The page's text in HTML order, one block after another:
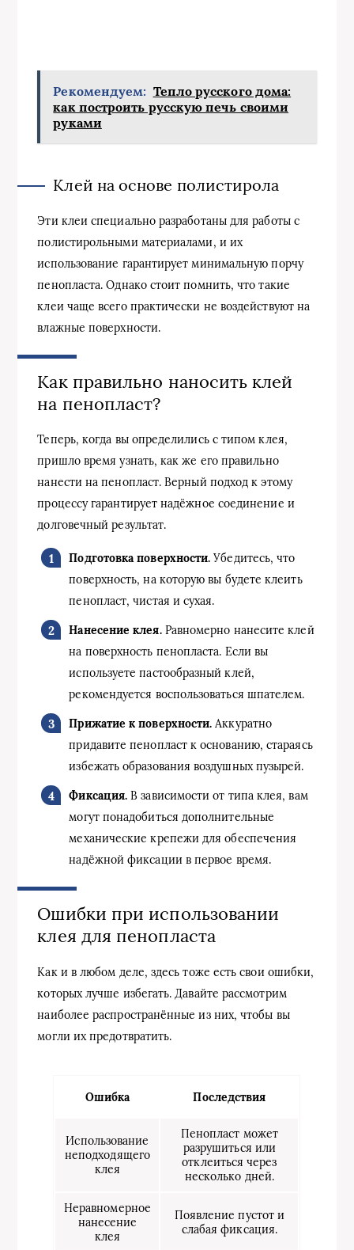
Рекомендуем: Тепло русского дома:
как построить русскую печь своими
руками
Клей на основе полистирола
Эти клеи специально разработаны для работы с
полистирольными материалами, и их
использование гарантирует минимальную порчу
пенопласта. Однако стоит помнить, что такие
клеи чаще всего практически не воздействуют на
влажные поверхности.
Как правильно наносить клей
на пенопласт?
Теперь, когда вы определились с типом клея,
пришло время узнать, как же его правильно
нанести на пенопласт. Верный подход к этому
процессу гарантирует надёжное соединение и
долговечный результат.
Подготовка поверхности. Убедитесь, что
поверхность, на которую вы будете клеить
пенопласт, чистая и сухая.
Нанесение клея.Равномерно нанесите клей
на поверхность пенопласта. Если вы
используете пастообразный клей,
рекомендуется воспользоваться шпателем.
Прижатие к поверхности. Аккуратно
придавите пенопласт к основанию, стараясь
избежать образования воздушных пузырей.
Фиксация. В зависимости от типа клея, вам
могут понадобиться дополнительные
механические крепежи для обеспечения
надёжной фиксации в первое время.
Ошибки при использовании
клея для пенопласта
Как и в любом деле, здесь тоже есть свои ошибки,
которых лучше избегать. Давайте рассмотрим
наиболее распространённые из них, чтобы вы
могли их предотвратить.
Ошибка Последствия
Использование
неподходящего
клея
Пенопласт может
разрушиться или
отклеиться через
несколько дней.
Неравномерное
нанесение
клея
Появление пустот и
слабая фиксация.